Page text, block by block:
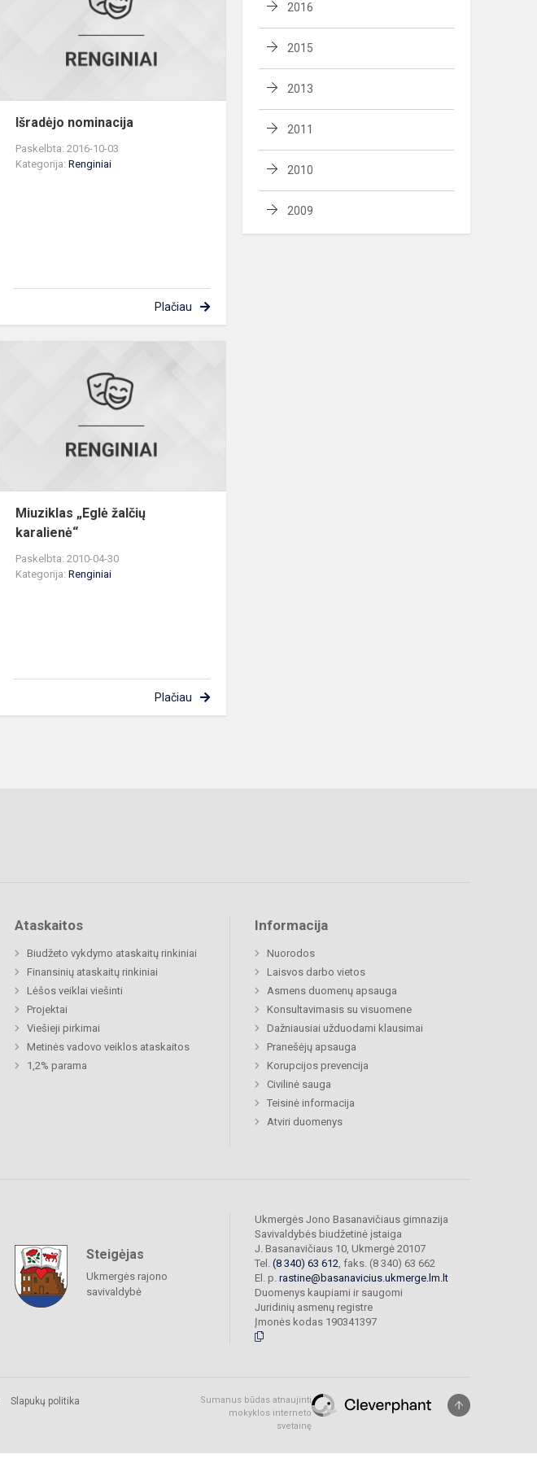
Išradėjo nominacija
Paskelbta: 2016-10-03
Kategorija:Renginiai
Plačiau
Miuziklas „Eglė žalčių
karalienė“
Paskelbta: 2010-04-30
Kategorija:Renginiai
Plačiau
2016
2015
2013
2011
2010
2009
Ataskaitos
Biudžeto vykdymo ataskaitų rinkiniai
Finansinių ataskaitų rinkiniai
Lėšos veiklai viešinti
Projektai
Viešieji pirkimai
Metinės vadovo veiklos ataskaitos
1,2% parama
Informacija
Nuorodos
Laisvos darbo vietos
Asmens duomenų apsauga
Konsultavimasis su visuomene
Dažniausiai užduodami klausimai
Pranešėjų apsauga
Korupcijos prevencija
Civilinė sauga
Teisinė informacija
Atviri duomenys
Steigėjas
Ukmergės rajono
savivaldybė
Ukmergės Jono Basanavičiaus gimnazija
Savivaldybės biudžetinė įstaiga
J. Basanavičiaus 10, Ukmergė 20107
Tel. (8 340) 63 612, faks. (8 340) 63 662
El. p. rastine@basanavicius.ukmerge.lm.lt
Duomenys kaupiami ir saugomi
Juridinių asmenų registre
Įmonės kodas 190341397
Slapukų politika
Sumanus būdas atnaujinti
mokyklos interneto
svetainę